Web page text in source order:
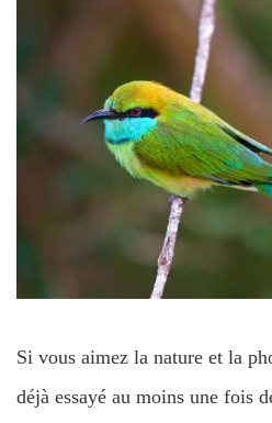
Si vous aimez la nature et la
déjà essayé au moins une fois